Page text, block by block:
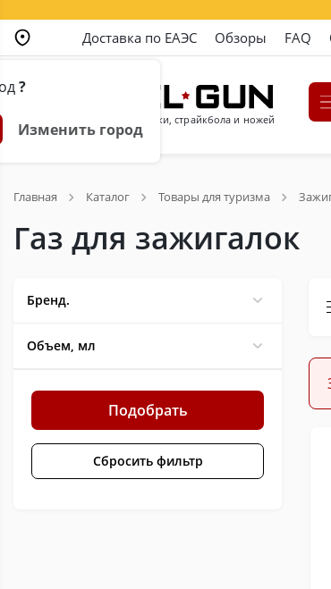
?
Изменить город
Доставка по ЕАЭС Обзоры FAQ
Магазин пневматики, страйкбола и ножей
Главная Каталог Товары для туризма
Газ для зажигалок
Бренд.
Объем, мл
Подобрать
Сбросить фильтр